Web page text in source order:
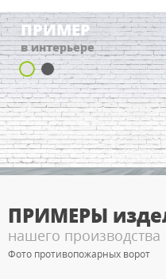
ПРИМЕР
в интерьере
ПРИМЕРЫ
нашего производства
Фото противопожарных ворот